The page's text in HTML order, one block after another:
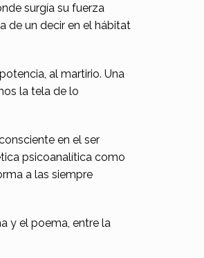
surgía su fuerza
de un decir en el hábitat
al martirio. Una
la tela de lo
en el ser
psicoanalítica como
a las siempre
y el poema, entre la